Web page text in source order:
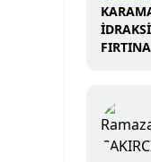
FIRTINA